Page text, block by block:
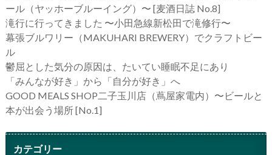
ール（ヤッホーブルーイング）〜 [麦酒日誌 No.8]
滝行に行ってきました 〜小田急線新松田で滝修行〜
幕張ブルワリー（MAKUHARI BREWERY）でクラフトビー
ル
鬱屈とした気分の原因は、たいてい睡眠不足にあり
「みんなが好き」から「自分が好き」へ
GOOD MEALS SHOP二子玉川店（蔦屋家電内）〜ビールと
本が出会う場所 [No.1]
カテゴリー